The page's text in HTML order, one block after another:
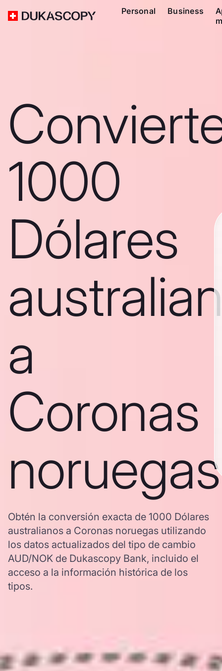
Personal Business
1000
Dólares
a
Coronas
noruegas
Obtén la conversión exacta de 1000 Dólares
australianos a Coronas noruegas utilizando
los datos actualizados del tipo de cambio
AUD/NOK de Dukascopy Bank, incluido el
acceso a la información histórica de los
tipos.